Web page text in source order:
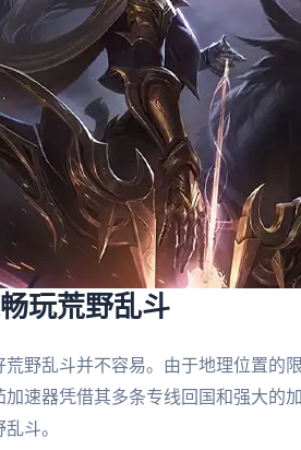
玩荒野乱斗
野乱斗并不容易。由于地理位置的
速器凭借其多条专线回国和强大的
斗。